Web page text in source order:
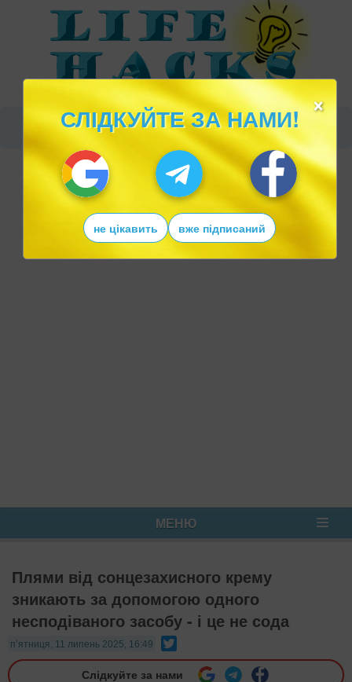
МЕНЮ
Плями від сонцезахисного крему
зникають за допомогою одного
несподіваного засобу - і це не сода
п’ятниця, 11 липень 2025, 16:49
Слідкуйте за нами
×
СЛІДКУЙТЕ ЗА НАМИ!
не цікавить вже підписаний